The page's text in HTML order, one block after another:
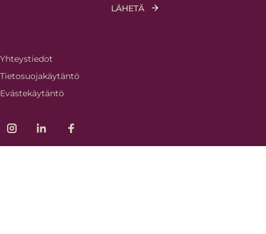
Yhteystiedot
Tietosuojakäytäntö
Evästekäytäntö